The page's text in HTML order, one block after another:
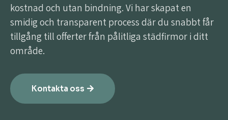
kostnad och utan bindning. Vi har skapat en
smidig och transparent process där du snabbt får
tillgång till offerter från pålitliga städfirmor i ditt
område.
Kontakta oss